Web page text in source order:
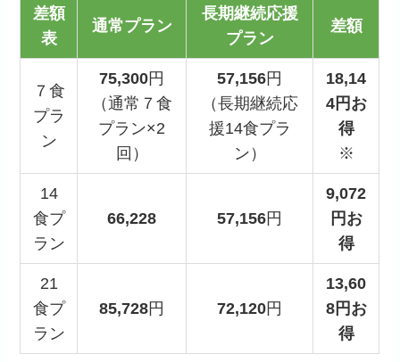
差額
表
通常プラン
長期継続応援
プラン
差額
７食
プラ
ン
75,300円
（通常７食
プラン×2
回）
57,156円
（長期継続応
援14食プラ
ン）
18,14
4円お
得
※
14
食プ
ラン
66,228 57,156円
9,072
円お
得
21
食プ
ラン
85,728円 72,120円
13,60
8円お
得